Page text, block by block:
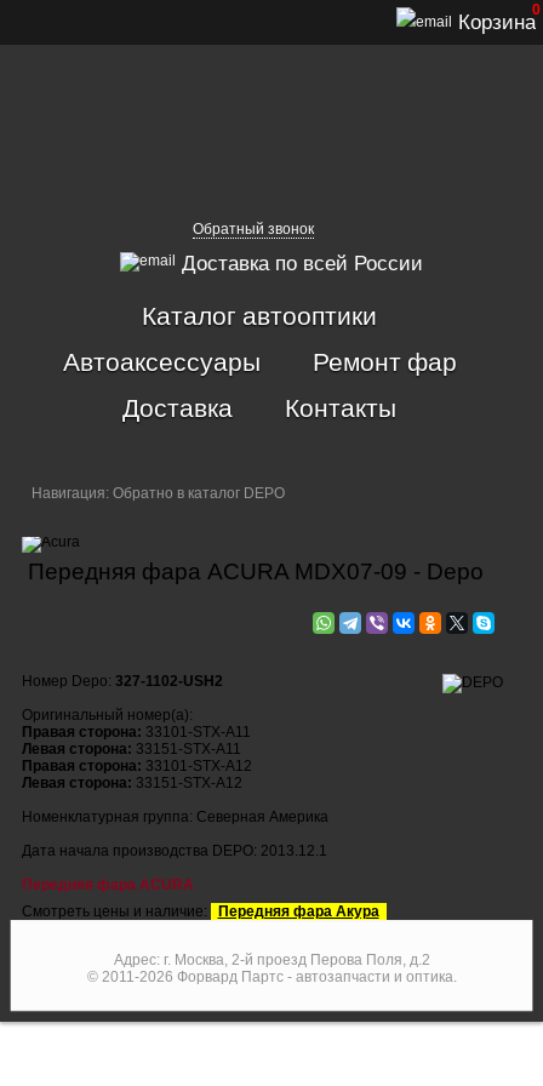
Обратный звонок
Доставка по всей России
Корзина
0
Каталог автооптики
Автоаксессуары
Ремонт фар
Доставка
Контакты
Навигация: Обратно в каталог DEPO
Передняя фара ACURA MDX07-09 - Depo
Номер Depo: 327-1102-USH2
Оригинальный номер(а):
Правая сторона: 33101-STX-A11
Левая сторона: 33151-STX-A11
Правая сторона: 33101-STX-A12
Левая сторона: 33151-STX-A12
Номенклатурная группа: Северная Америка
Дата начала производства DEPO: 2013.12.1
Передняя фара ACURA
Смотреть цены и наличие:
Передняя фара Акура
Адрес: г. Москва, 2-й проезд Перова Поля, д.2
© 2011-2026 Форвард Партс - автозапчасти и оптика.